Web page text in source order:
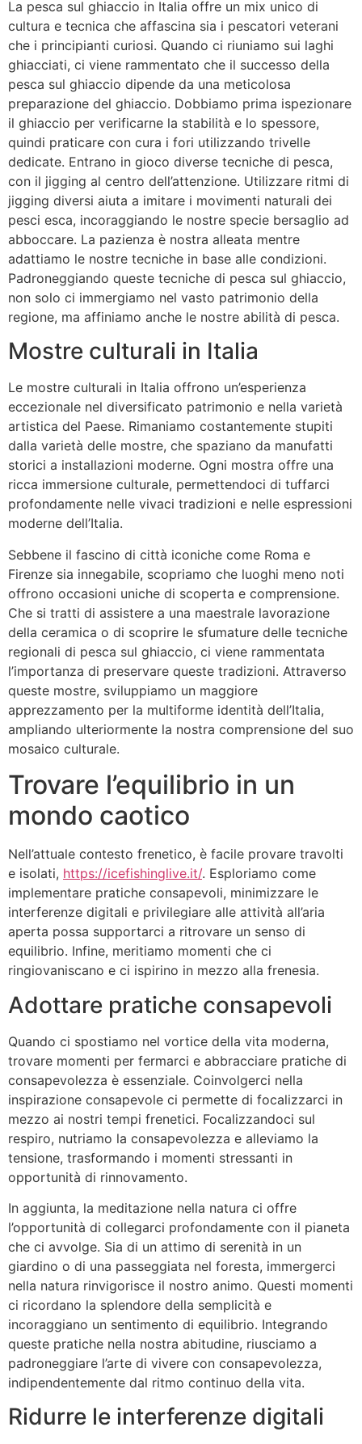
La pesca sul ghiaccio in Italia offre un mix unico di
cultura e tecnica che affascina sia i pescatori veterani
che i principianti curiosi. Quando ci riuniamo sui laghi
ghiacciati, ci viene rammentato che il successo della
pesca sul ghiaccio dipende da una meticolosa
preparazione del ghiaccio. Dobbiamo prima ispezionare
il ghiaccio per verificarne la stabilità e lo spessore,
quindi praticare con cura i fori utilizzando trivelle
dedicate. Entrano in gioco diverse tecniche di pesca,
con il jigging al centro dell’attenzione. Utilizzare ritmi di
jigging diversi aiuta a imitare i movimenti naturali dei
pesci esca, incoraggiando le nostre specie bersaglio ad
abboccare. La pazienza è nostra alleata mentre
adattiamo le nostre tecniche in base alle condizioni.
Padroneggiando queste tecniche di pesca sul ghiaccio,
non solo ci immergiamo nel vasto patrimonio della
regione, ma affiniamo anche le nostre abilità di pesca.
Mostre culturali in Italia
Le mostre culturali in Italia offrono un’esperienza
eccezionale nel diversificato patrimonio e nella varietà
artistica del Paese. Rimaniamo costantemente stupiti
dalla varietà delle mostre, che spaziano da manufatti
storici a installazioni moderne. Ogni mostra offre una
ricca immersione culturale, permettendoci di tuffarci
profondamente nelle vivaci tradizioni e nelle espressioni
moderne dell’Italia.
Sebbene il fascino di città iconiche come Roma e
Firenze sia innegabile, scopriamo che luoghi meno noti
offrono occasioni uniche di scoperta e comprensione.
Che si tratti di assistere a una maestrale lavorazione
della ceramica o di scoprire le sfumature delle tecniche
regionali di pesca sul ghiaccio, ci viene rammentata
l’importanza di preservare queste tradizioni. Attraverso
queste mostre, sviluppiamo un maggiore
apprezzamento per la multiforme identità dell’Italia,
ampliando ulteriormente la nostra comprensione del suo
mosaico culturale.
Trovare l’equilibrio in un
mondo caotico
Nell’attuale contesto frenetico, è facile provare travolti
e isolati, https://icefishinglive.it/. Esploriamo come
implementare pratiche consapevoli, minimizzare le
interferenze digitali e privilegiare alle attività all’aria
aperta possa supportarci a ritrovare un senso di
equilibrio. Infine, meritiamo momenti che ci
ringiovaniscano e ci ispirino in mezzo alla frenesia.
Adottare pratiche consapevoli
Quando ci spostiamo nel vortice della vita moderna,
trovare momenti per fermarci e abbracciare pratiche di
consapevolezza è essenziale. Coinvolgerci nella
inspirazione consapevole ci permette di focalizzarci in
mezzo ai nostri tempi frenetici. Focalizzandoci sul
respiro, nutriamo la consapevolezza e alleviamo la
tensione, trasformando i momenti stressanti in
opportunità di rinnovamento.
In aggiunta, la meditazione nella natura ci offre
l’opportunità di collegarci profondamente con il pianeta
che ci avvolge. Sia di un attimo di serenità in un
giardino o di una passeggiata nel foresta, immergerci
nella natura rinvigorisce il nostro animo. Questi momenti
ci ricordano la splendore della semplicità e
incoraggiano un sentimento di equilibrio. Integrando
queste pratiche nella nostra abitudine, riusciamo a
padroneggiare l’arte di vivere con consapevolezza,
indipendentemente dal ritmo continuo della vita.
Ridurre le interferenze digitali